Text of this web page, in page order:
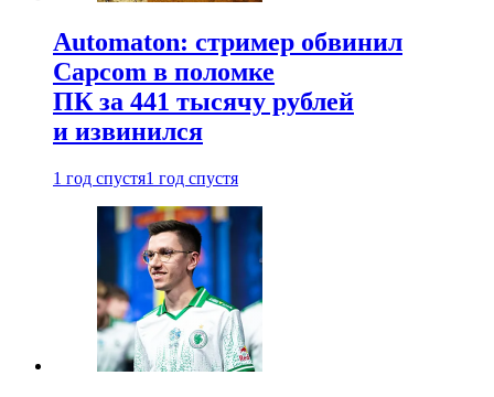
Automaton: стример обвинил
Capcom в поломке
ПК за 441 тысячу рублей
и извинился
1 год спустя1 год спустя